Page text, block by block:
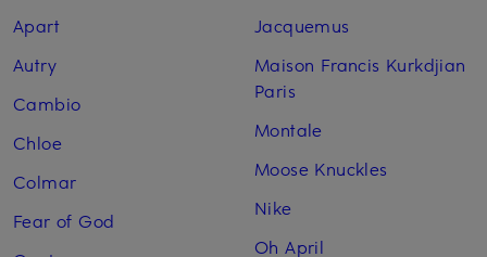
Apart
Autry
Cambio
Chloe
Colmar
Fear of God
Jacquemus
Maison Francis Kurkdjian
Paris
Montale
Moose Knuckles
Nike
Oh April